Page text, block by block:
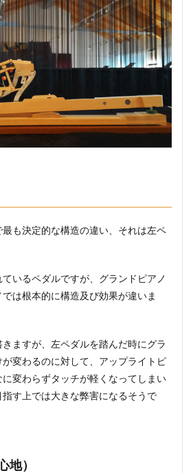
も決定的な構造の違い、それは左ペ
いるペダルですが、グランドピアノ
は根本的に構造及び効果が違いま
ますが、左ペダルを踏んだ時にグラ
変わるのに対して、アップライトピ
変わらずタッチが軽くなってしまい
す上では大きな弊害になるそうで
地）